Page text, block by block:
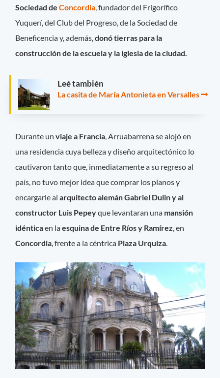
Sociedad deConcordia , fundador del Frigorífico
Yuquerí, del Club del Progreso, de la Sociedad de
Beneficencia y, además,donó tierras para la
construcción de la escuela y la iglesia de la ciudad.
Leé también
La casita de María Antonieta en Versalles
Durante unviaje a Francia, Arruabarrena se alojó en
una residencia cuya belleza y diseño arquitectónico lo
cautivaron tanto que, inmediatamente a su regreso al
país, no tuvo mejor idea que comprar los planos y
encargarle alarquitecto alemán Gabriel Dulin y al
constructor Luis Pepeyque levantaran una mansión
idénticaen laesquina de Entre Ríos y Ramírez, en
Concordia, frente a la céntrica Plaza Urquiza.